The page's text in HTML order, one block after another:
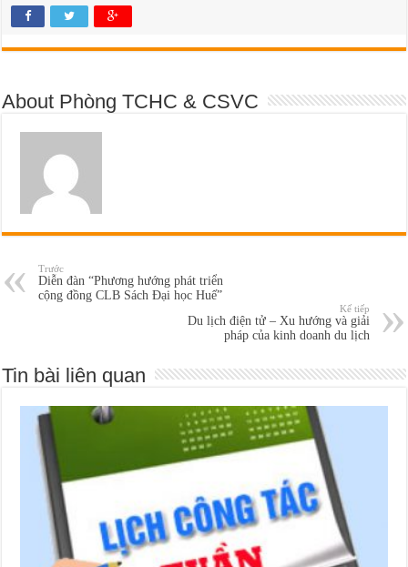
About Phòng TCHC & CSVC
Trước
Diễn đàn “Phương hướng phát triển
cộng đồng CLB Sách Đại học Huế”
Kế tiếp
Du lịch điện tử – Xu hướng và giải
pháp của kinh doanh du lịch
Tin bài liên quan